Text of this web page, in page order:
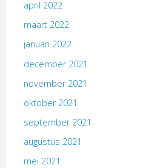
april 2022
maart 2022
januari 2022
december 2021
november 2021
oktober 2021
september 2021
augustus 2021
mei 2021